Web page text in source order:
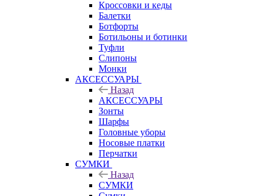
Кроссовки и кеды
Балетки
Ботфорты
Ботильоны и ботинки
Туфли
Слипоны
Монки
АКСЕССУАРЫ
Назад
АКСЕССУАРЫ
Зонты
Шарфы
Головные уборы
Носовые платки
Перчатки
СУМКИ
Назад
СУМКИ